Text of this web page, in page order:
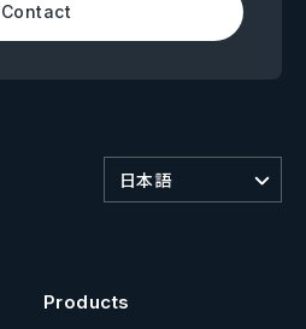
Contact
日本語
Products